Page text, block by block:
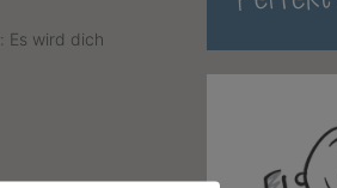
Es wird dich